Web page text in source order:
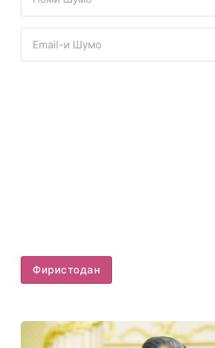
Фиристодан